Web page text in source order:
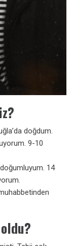
doğdum.
9-10
doğumluyum. 14